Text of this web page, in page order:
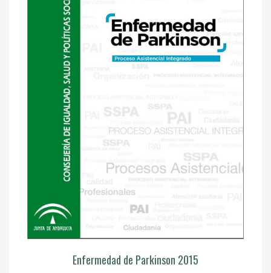
Enfermedad de Parkinson 2015